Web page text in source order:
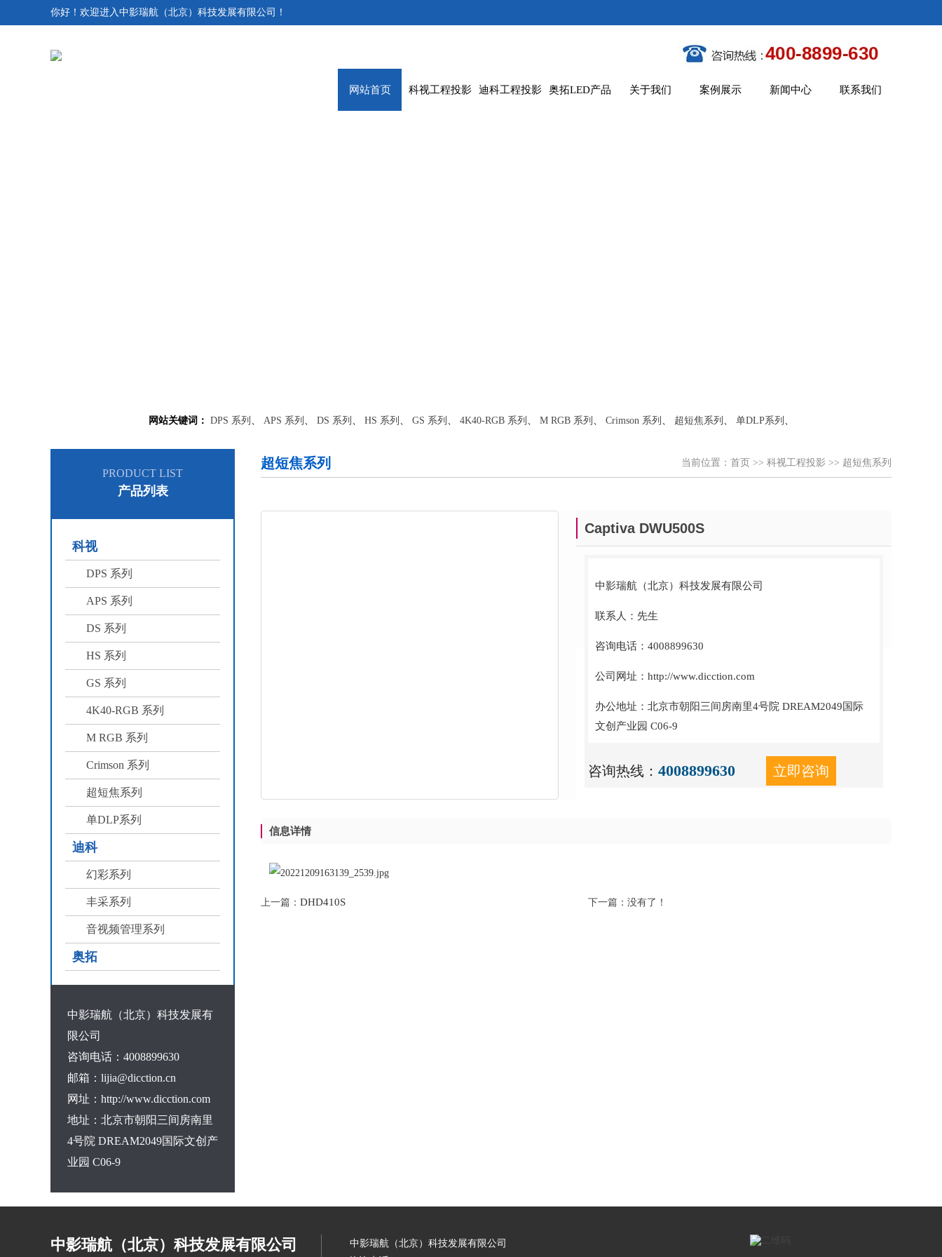
你好！欢迎进入中影瑞航（北京）科技发展有限公司！
网站首页 科视工程投影 迪科工程投影 奥拓LED产品 关于我们 案例展示 新闻中心 联系我们
网站关键词： DPS 系列 、 APS 系列 、 DS 系列 、 HS 系列 、 GS 系列 、 4K40-RGB 系列 、 M RGB 系列 、 Crimson 系列 、 超短焦系列 、 单DLP系列 、
PRODUCT LIST
产品列表
科视
DPS 系列
APS 系列
DS 系列
HS 系列
GS 系列
4K40-RGB 系列
M RGB 系列
Crimson 系列
超短焦系列
单DLP系列
迪科
幻彩系列
丰采系列
音视频管理系列
奥拓
中影瑞航（北京）科技发展有
限公司
咨询电话：4008899630
邮箱：lijia@dicction.cn
网址：http://www.dicction.com
地址：北京市朝阳三间房南里
4号院 DREAM2049国际文创产
业园 C06-9
超短焦系列 当前位置： 首页 >> 科视工程投影 >> 超短焦系列
Captiva DWU500S
中影瑞航（北京）科技发展有限公司
联系人：先生
咨询电话：4008899630
公司网址：http://www.dicction.com
办公地址：北京市朝阳三间房南里4号院 DREAM2049国际
文创产业园 C06-9
咨询热线： 4008899630 立即咨询
信息详情
上一篇： DHD410S 下一篇：没有了！
中影瑞航（北京）科技发展有限公司
中影瑞航（北京）科技发展有限公司